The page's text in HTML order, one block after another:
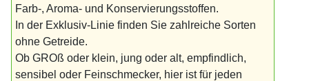
Farb-, Aroma- und Konservierungsstoffen.
In der Exklusiv-Linie finden Sie zahlreiche Sorten
ohne Getreide.
Ob GROß oder klein, jung oder alt, empfindlich,
sensibel oder Feinschmecker, hier ist für jeden